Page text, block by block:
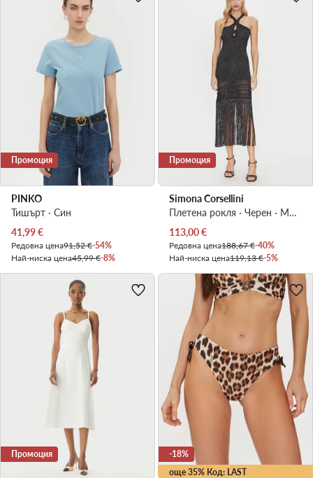
Промоция
PINKO
Тишърт · Син
Актуална цена
41,99€
Редовна цена91,52 €-54%
Най-ниска цена45,99 €-8%
Промоция
Simona Corsellini
Плетена рокля · Черен · Миди
Актуална цена
113,00€
Редовна цена188,67 €-40%
Най-ниска цена119,13 €-5%
Промоция
още 35% Код: LAST
-18%